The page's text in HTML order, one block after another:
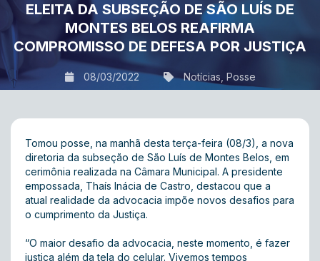
ELEITA DA SUBSEÇÃO DE SÃO LUÍS DE
MONTES BELOS REAFIRMA
COMPROMISSO DE DEFESA POR JUSTIÇA
08/03/2022 Notícias Posse
Tomou posse, na manhã desta terça-feira (08/3), a nova
diretoria da subseção de São Luís de Montes Belos, em
cerimônia realizada na Câmara Municipal. A presidente
empossada, Thaís Inácia de Castro, destacou que a
atual realidade da advocacia impõe novos desafios para
o cumprimento da Justiça.
“O maior desafio da advocacia, neste momento, é fazer
justiça além da tela do celular. Vivemos tempos